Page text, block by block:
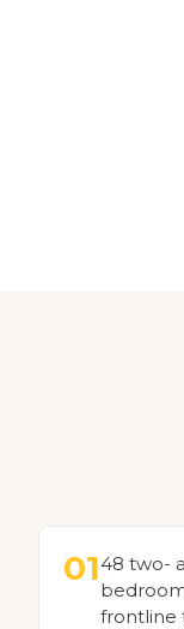
0148 two-
frontline